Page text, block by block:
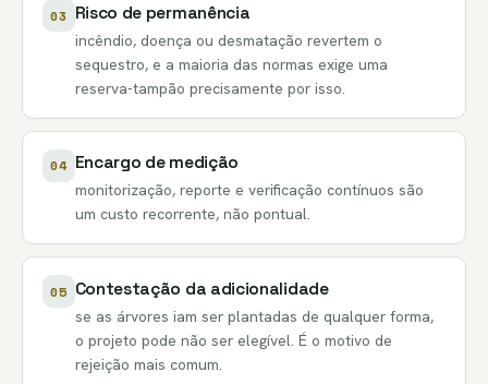
03 Risco de permanência
incêndio, doença ou desmatação revertem o
sequestro, e a maioria das normas exige uma
reserva-tampão precisamente por isso.
04 Encargo de medição
monitorização, reporte e verificação contínuos são
um custo recorrente, não pontual.
05 Contestação da adicionalidade
se as árvores iam ser plantadas de qualquer forma,
o projeto pode não ser elegível. É o motivo de
rejeição mais comum.